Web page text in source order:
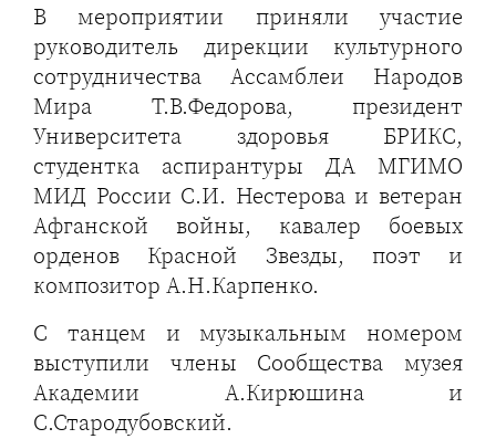
В мероприятии приняли участие
руководитель дирекции культурного
сотрудничества Ассамблеи Народов
Мира Т.В.Федорова, президент
Университета здоровья БРИКС,
студентка аспирантуры ДА МГИМО
МИД России С.И. Нестерова и ветеран
Афганской войны, кавалер боевых
орденов Красной Звезды, поэт и
композитор А.Н.Карпенко.
С танцем и музыкальным номером
выступили члены Сообщества музея
Академии А.Кирюшина и
С.Стародубовский.